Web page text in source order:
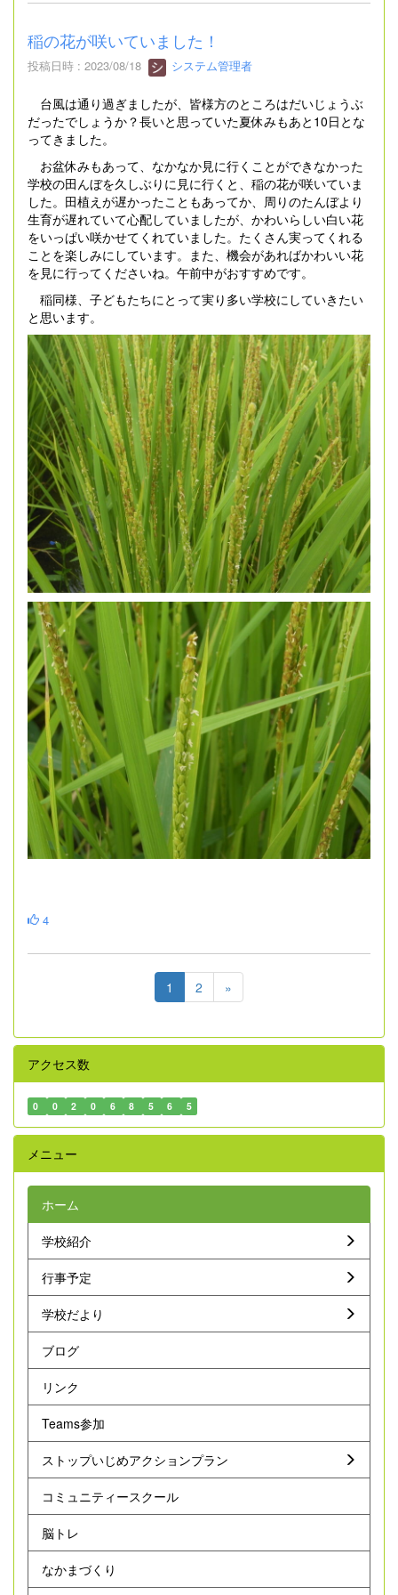
稲の花が咲いていました！
投稿日時 : 2023/08/18 システム管理者
台風は通り過ぎましたが、皆様方のところはだいじょうぶ
だったでしょうか？長いと思っていた夏休みもあと10日とな
ってきました。
お盆休みもあって、なかなか見に行くことができなかった
学校の田んぼを久しぶりに見に行くと、稲の花が咲いていま
した。田植えが遅かったこともあってか、周りのたんぼより
生育が遅れていて心配していましたが、かわいらしい白い花
をいっぱい咲かせてくれていました。たくさん実ってくれる
ことを楽しみにしています。また、機会があればかわいい花
を見に行ってくださいね。午前中がおすすめです。
稲同様、子どもたちにとって実り多い学校にしていきたい
と思います。
4
1 2 »
アクセス数
0 0 2 0 6 8 5 6 5
メニュー
ホーム
学校紹介
行事予定
学校だより
ブログ
リンク
Teams参加
ストップいじめアクションプラン
コミュニティースクール
脳トレ
なかまづくり